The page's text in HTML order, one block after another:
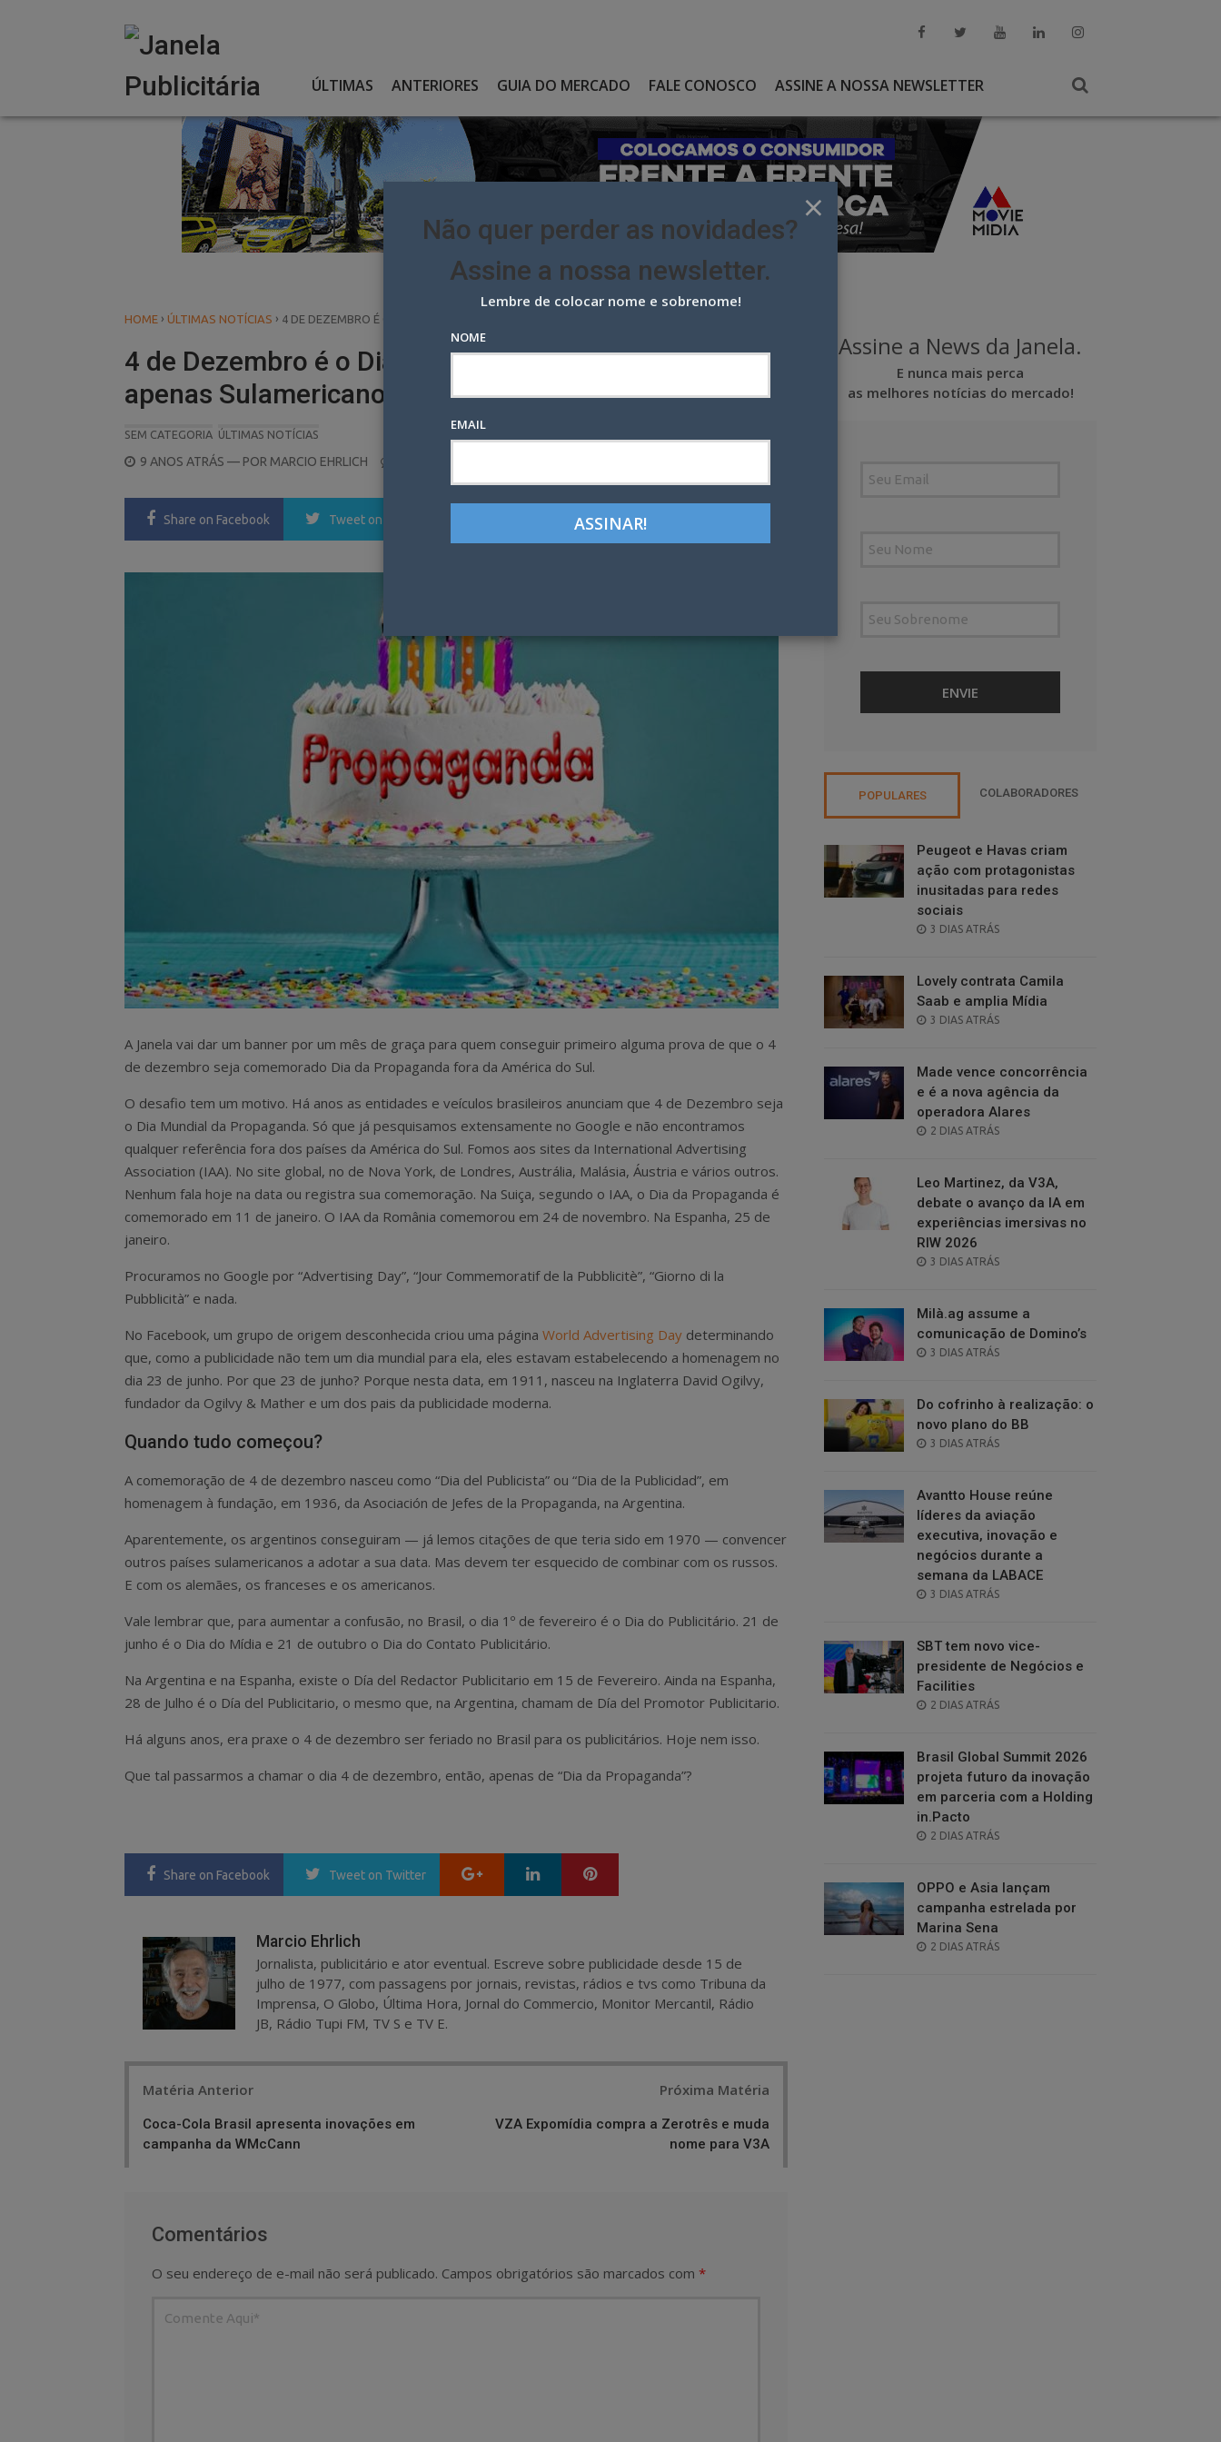
ÚLTIMAS ANTERIORES GUIA DO MERCADO FALE CONOSCO ASSINE A NOSSA NEWSLETTER
HOME › ÚLTIMAS NOTÍCIAS › 4 DE DEZEMBRO É O DIA DA PROPAGANDA. MUNDIAL OU APENAS SULAMERICANO?
4 de Dezembro é o Dia da Propaganda. Mundial ou
apenas Sulamericano?
SEM CATEGORIA ÚLTIMAS NOTÍCIAS
POSTED
9 ANOS ATRÁS — POR MARCIO EHRLICH
Share on Facebook Tweet on Twitter LinkedIn Pinterest
A Janela vai dar um banner por um mês de graça para quem conseguir primeiro alguma prova de que o 4
de dezembro seja comemorado Dia da Propaganda fora da América do Sul.
O desafio tem um motivo. Há anos as entidades e veículos brasileiros anunciam que 4 de Dezembro seja
o Dia Mundial da Propaganda. Só que já pesquisamos extensamente no Google e não encontramos
qualquer referência fora dos países da América do Sul. Fomos aos sites da International Advertising
Association (IAA). No site global, no de Nova York, de Londres, Austrália, Malásia, Áustria e vários outros.
Nenhum fala hoje na data ou registra sua comemoração. Na Suiça, segundo o IAA, o Dia da Propaganda é
comemorado em 11 de janeiro. O IAA da România comemorou em 24 de novembro. Na Espanha, 25 de
janeiro.
Procuramos no Google por “Advertising Day”, “Jour Commemoratif de la Pubblicitè”, “Giorno di la
Pubblicità” e nada.
No Facebook, um grupo de origem desconhecida criou uma página World Advertising Day determinando
que, como a publicidade não tem um dia mundial para ela, eles estavam estabelecendo a homenagem no
dia 23 de junho. Por que 23 de junho? Porque nesta data, em 1911, nasceu na Inglaterra David Ogilvy,
fundador da Ogilvy & Mather e um dos pais da publicidade moderna.
Quando tudo começou?
A comemoração de 4 de dezembro nasceu como “Dia del Publicista” ou “Dia de la Publicidad”, em
homenagem à fundação, em 1936, da Asociación de Jefes de la Propaganda, na Argentina.
Aparentemente, os argentinos conseguiram — já lemos citações de que teria sido em 1970 — convencer
outros países sulamericanos a adotar a sua data. Mas devem ter esquecido de combinar com os russos.
E com os alemães, os franceses e os americanos.
Vale lembrar que, para aumentar a confusão, no Brasil, o dia 1º de fevereiro é o Dia do Publicitário. 21 de
junho é o Dia do Mídia e 21 de outubro o Dia do Contato Publicitário.
Na Argentina e na Espanha, existe o Día del Redactor Publicitario em 15 de Fevereiro. Ainda na Espanha,
28 de Julho é o Día del Publicitario, o mesmo que, na Argentina, chamam de Día del Promotor Publicitario.
Há alguns anos, era praxe o 4 de dezembro ser feriado no Brasil para os publicitários. Hoje nem isso.
Que tal passarmos a chamar o dia 4 de dezembro, então, apenas de “Dia da Propaganda”?
Share on Facebook Tweet on Twitter Google+ LinkedIn
Marcio Ehrlich
Jornalista, publicitário e ator eventual. Escreve sobre publicidade desde 15 de
julho de 1977, com passagens por jornais, revistas, rádios e tvs como Tribuna da
Imprensa, O Globo, Última Hora, Jornal do Commercio, Monitor Mercantil, Rádio
JB, Rádio Tupi FM, TV S e TV E.
Matéria Anterior
Coca-Cola Brasil apresenta inovações em
campanha da WMcCann
Próxima Matéria
VZA Expomídia compra a Zerotrês e muda
nome para V3A
Comentários
O seu endereço de e-mail não será publicado. Campos obrigatórios são marcados com *
Assine a News da Janela.
E nunca mais perca
as melhores notícias do mercado!
POPULARES COLABORADORES
Peugeot e Havas criam
ação com protagonistas
inusitadas para redes
sociais
POSTED
3 DIAS ATRÁS
Lovely contrata Camila
Saab e amplia Mídia
POSTED
3 DIAS ATRÁS
Made vence concorrência
e é a nova agência da
operadora Alares
POSTED
2 DIAS ATRÁS
Leo Martinez, da V3A,
debate o avanço da IA em
experiências imersivas no
RIW 2026
POSTED
3 DIAS ATRÁS
Milà.ag assume a
comunicação de Domino’s
POSTED
3 DIAS ATRÁS
Do cofrinho à realização: o
novo plano do BB
POSTED
3 DIAS ATRÁS
Avantto House reúne
líderes da aviação
executiva, inovação e
negócios durante a
semana da LABACE
POSTED
3 DIAS ATRÁS
SBT tem novo vice-
presidente de Negócios e
Facilities
POSTED
2 DIAS ATRÁS
Brasil Global Summit 2026
projeta futuro da inovação
em parceria com a Holding
in.Pacto
POSTED
2 DIAS ATRÁS
OPPO e Asia lançam
campanha estrelada por
Marina Sena
POSTED
2 DIAS ATRÁS
×
Não quer perder as novidades?
Assine a nossa newsletter.
Lembre de colocar nome e sobrenome!
NOME
EMAIL